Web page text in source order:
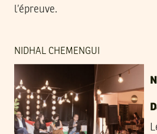
l’épreuve.
NIDHAL CHEMENGUI